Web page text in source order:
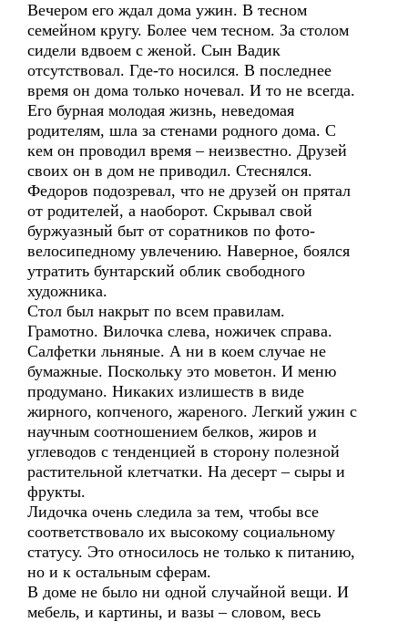
Вечером его ждал дома ужин. В тесном
семейном кругу. Более чем тесном. За столом
сидели вдвоем с женой. Сын Вадик
отсутствовал. Где-то носился. В последнее
время он дома только ночевал. И то не всегда.
Его бурная молодая жизнь, неведомая
родителям, шла за стенами родного дома. С
кем он проводил время – неизвестно. Друзей
своих он в дом не приводил. Стеснялся.
Федоров подозревал, что не друзей он прятал
от родителей, а наоборот. Скрывал свой
буржуазный быт от соратников по фото-
велосипедному увлечению. Наверное, боялся
утратить бунтарский облик свободного
художника.
Стол был накрыт по всем правилам.
Грамотно. Вилочка слева, ножичек справа.
Салфетки льняные. А ни в коем случае не
бумажные. Поскольку это моветон. И меню
продумано. Никаких излишеств в виде
жирного, копченого, жареного. Легкий ужин с
научным соотношением белков, жиров и
углеводов с тенденцией в сторону полезной
растительной клетчатки. На десерт – сыры и
фрукты.
Лидочка очень следила за тем, чтобы все
соответствовало их высокому социальному
статусу. Это относилось не только к питанию,
но и к остальным сферам.
В доме не было ни одной случайной вещи. И
мебель, и картины, и вазы – словом, весь